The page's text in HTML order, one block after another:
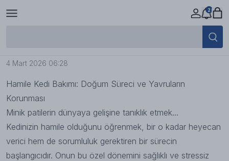
2
4 Mart 2026 06:28
Hamile Kedi Bakımı: Doğum Süreci ve Yavruların
Korunması
Minik patilerin dünyaya gelişine tanıklık etmek...
Kedinizin hamile olduğunu öğrenmek, bir o kadar heyecan
verici hem de sorumluluk gerektiren bir sürecin
başlangıcıdır. Onun bu özel dönemini sağlıklı ve stressiz